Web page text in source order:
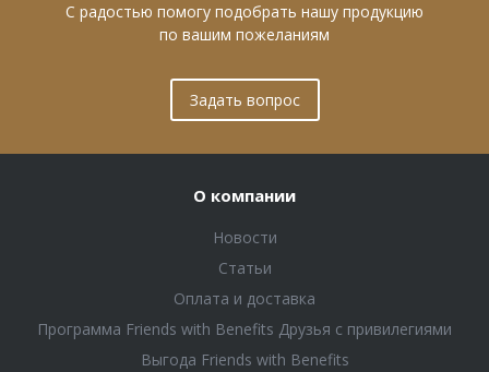
С радостью помогу подобрать нашу продукцию
по вашим пожеланиям
Задать вопрос
О компании
Новости
Статьи
Оплата и доставка
Программа Friends with Benefits Друзья с привилегиями
Выгода Friends with Benefits